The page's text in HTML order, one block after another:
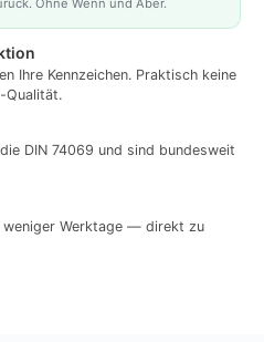
Ohne Wenn und Aber.
Ihre Kennzeichen. Praktisch keine
Qualität.
DIN 74069 und sind bundesweit
weniger Werktage — direkt zu